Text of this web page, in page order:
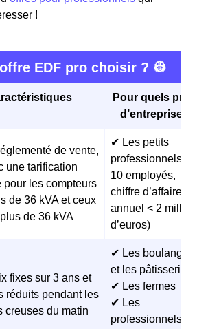
!
EDF pro choisir ? 👷
Pour quels
d’entreprises
de vente,
une tarification
pour les compteurs
de 36 kVA et ceux
de 36 kVA
✔ Les petits
professionnels (<
10 employés,
chiffre d’affaires
annuel < 2
d’euros)
fixes sur 3 ans et
réduits pendant les
creuses du matin
✔ Les
et les pâtisseries
✔ Les fermes
✔ Les
professionnels